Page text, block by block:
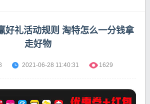
好礼活动规则 淘特怎么一分钱拿
走好物
2021-06-28 11:40:31 1629